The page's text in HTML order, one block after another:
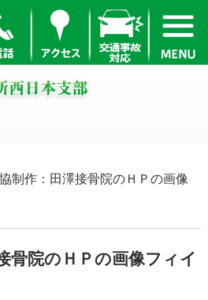
制作：田澤接骨院のＨＰの画像
骨院のＨＰの画像フィイ